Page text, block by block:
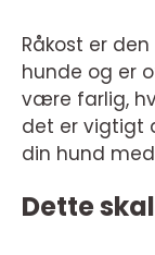
Råkost er
hunde og er
være farlig,
det er vigtigt
din hund
Dette